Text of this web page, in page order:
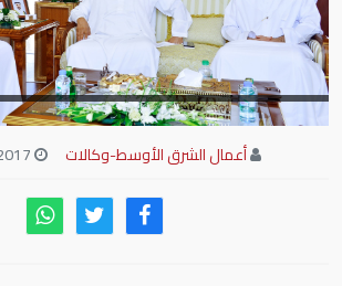
أعمال الشرق الأوسط-وكالات